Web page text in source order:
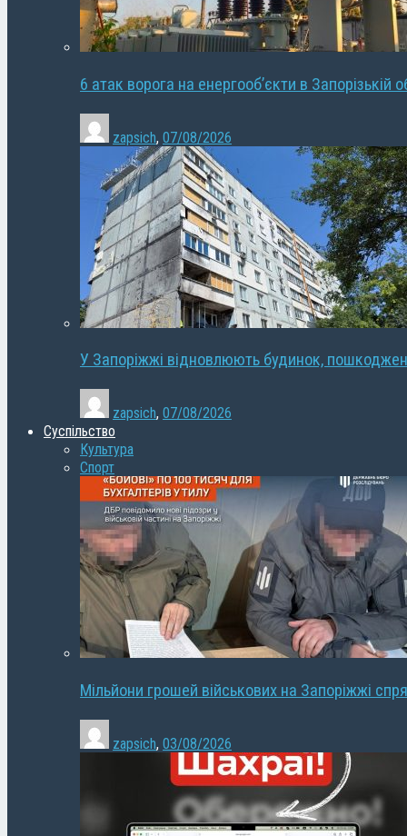
6 атак ворога на енергооб’єкти в Запорізькій
zapsich, 07/08/2026
У Запоріжжі відновлюють будинок,
zapsich, 07/08/2026
Суспільство
Культура
Спорт
Мільйони грошей військових на Запоріжжі
zapsich, 03/08/2026